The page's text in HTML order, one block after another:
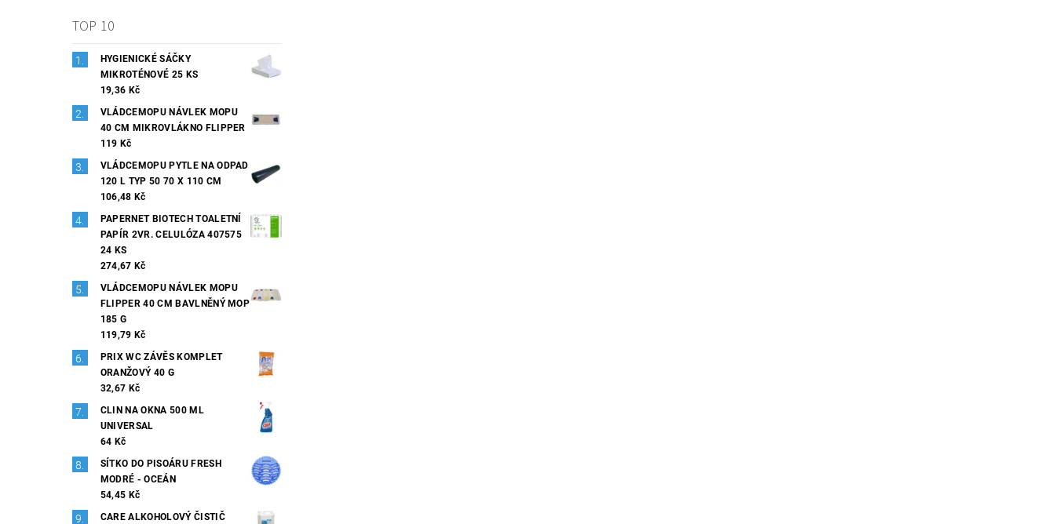
TOP 10
HYGIENICKÉ SÁČKY
MIKROTÉNOVÉ 25 KS
19,36 Kč
VLÁDCEMOPU NÁVLEK MOPU
40 CM MIKROVLÁKNO FLIPPER
119 Kč
VLÁDCEMOPU PYTLE NA ODPAD
120 L TYP 50 70 X 110 CM
106,48 Kč
PAPERNET BIOTECH TOALETNÍ
PAPÍR 2VR. CELULÓZA 407575
24 KS
274,67 Kč
VLÁDCEMOPU NÁVLEK MOPU
FLIPPER 40 CM BAVLNĚNÝ MOP
185 G
119,79 Kč
PRIX WC ZÁVĚS KOMPLET
ORANŽOVÝ 40 G
32,67 Kč
CLIN NA OKNA 500 ML
UNIVERSAL
64 Kč
SÍTKO DO PISOÁRU FRESH
MODRÉ - OCEÁN
54,45 Kč
CARE ALKOHOLOVÝ ČISTIČ